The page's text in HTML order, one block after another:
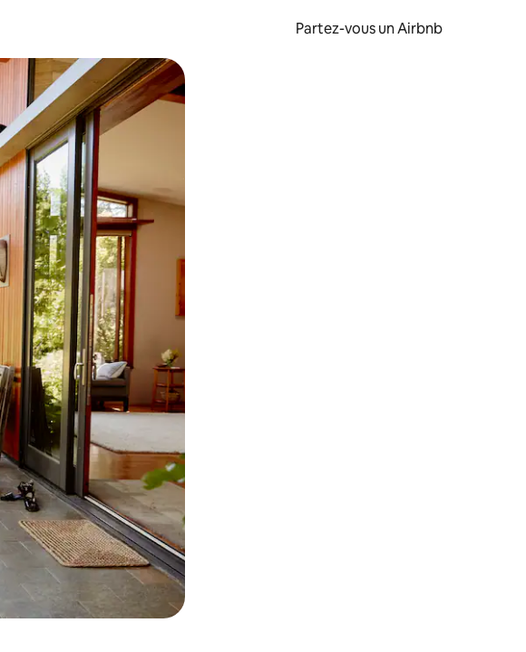
Partez-vous un Airbnb
appuyant dessus et en les faisant glisser.